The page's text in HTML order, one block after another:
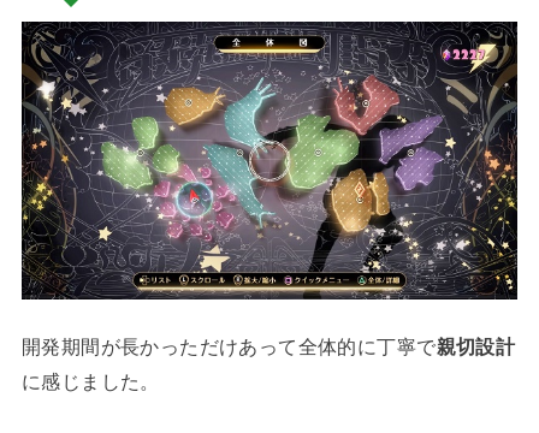
開発期間が長かっただけあって全体的に丁寧で親切設計
に感じました。